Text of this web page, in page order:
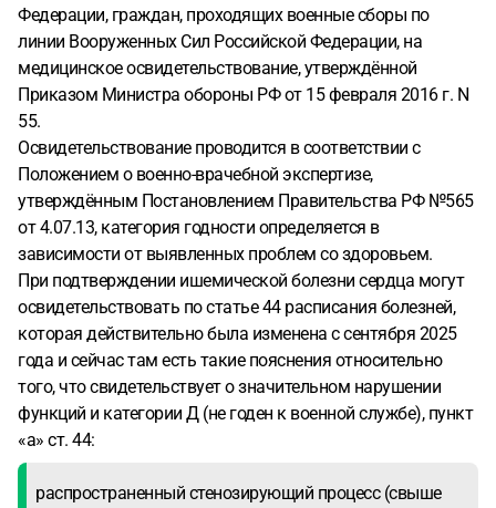
Федерации, граждан, проходящих военные сборы по
линии Вооруженных Сил Российской Федерации, на
медицинское освидетельствование, утверждённой
Приказом Министра обороны РФ от 15 февраля 2016 г. N
55.
Освидетельствование проводится в соответствии с
Положением о военно-врачебной экспертизе,
утверждённым Постановлением Правительства РФ №565
от 4.07.13, категория годности определяется в
зависимости от выявленных проблем со здоровьем.
При подтверждении ишемической болезни сердца могут
освидетельствовать по статье 44 расписания болезней,
которая действительно была изменена с сентября 2025
года и сейчас там есть такие пояснения относительно
того, что свидетельствует о значительном нарушении
функций и категории Д (не годен к военной службе), пункт
«а» ст. 44:
распространенный стенозирующий процесс (свыше